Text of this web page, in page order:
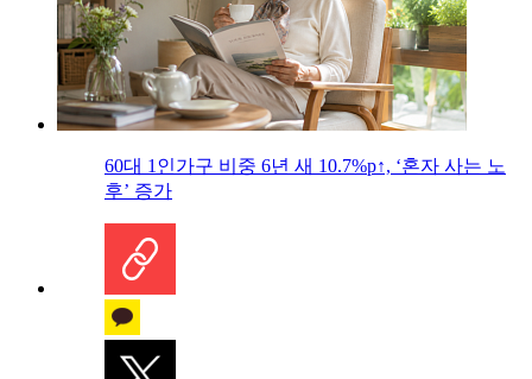
60대 1인가구 비중 6년 새 10.7%p↑, ‘혼자 사는 노
후’ 증가